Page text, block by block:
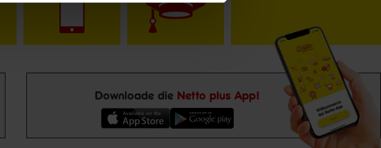
Downloade die Netto plus App!